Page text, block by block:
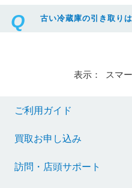
古い冷蔵庫の引き取り
表示： スマ
ご利用ガイド
買取お申し込み
訪問・店頭サポート